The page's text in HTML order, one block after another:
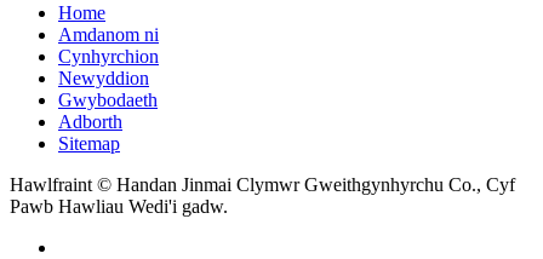
Home
Amdanom ni
Cynhyrchion
Newyddion
Gwybodaeth
Adborth
Sitemap
Hawlfraint © Handan Jinmai Clymwr Gweithgynhyrchu Co., Cyf
Pawb Hawliau Wedi'i gadw.